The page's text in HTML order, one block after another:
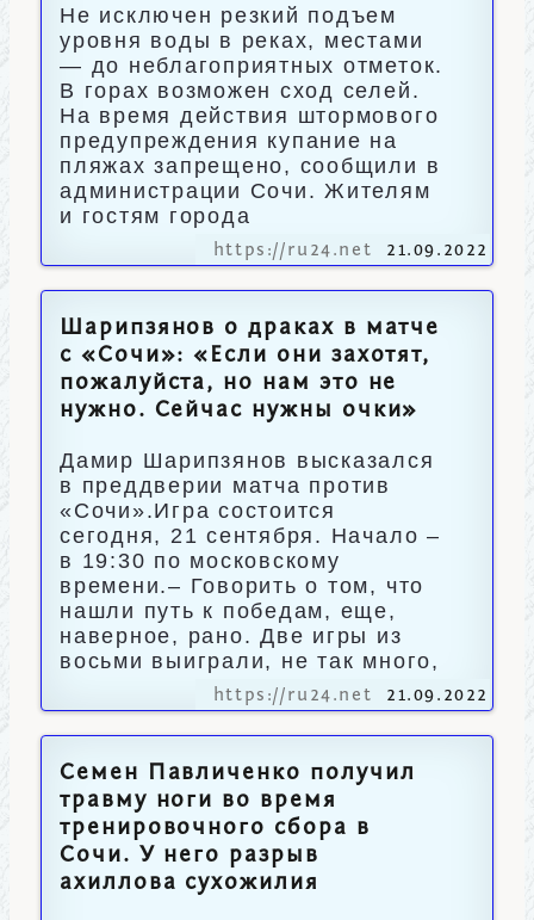
Не исключен резкий подъем
уровня воды в реках, местами
— до неблагоприятных отметок.
В горах возможен сход селей.
На время действия штормового
предупреждения купание на
пляжах запрещено, сообщили в
администрации Сочи. Жителям
и гостям города
https://ru24.net 21.09.2022
Шарипзянов о драках в матче
с «Сочи»: «Если они захотят,
пожалуйста, но нам это не
нужно. Сейчас нужны очки»
Дамир Шарипзянов высказался
в преддверии матча против
«Сочи».Игра состоится
сегодня, 21 сентября. Начало –
в 19:30 по московскому
времени.– Говорить о том, что
нашли путь к победам, еще,
наверное, рано. Две игры из
восьми выиграли, не так много,
https://ru24.net 21.09.2022
Семен Павличенко получил
травму ноги во время
тренировочного сбора в
Сочи. У него разрыв
ахиллова сухожилия